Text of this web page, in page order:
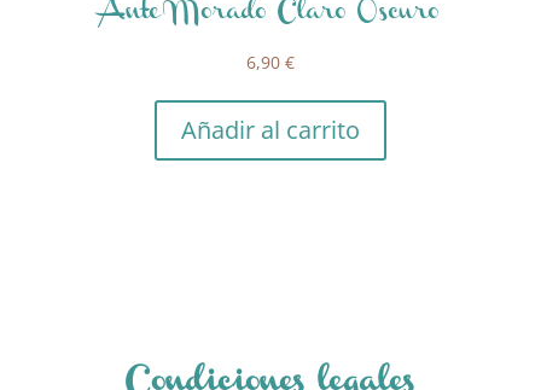
Ante Morado Claro Oscuro
6,90 €
Añadir al carrito
Condiciones legales